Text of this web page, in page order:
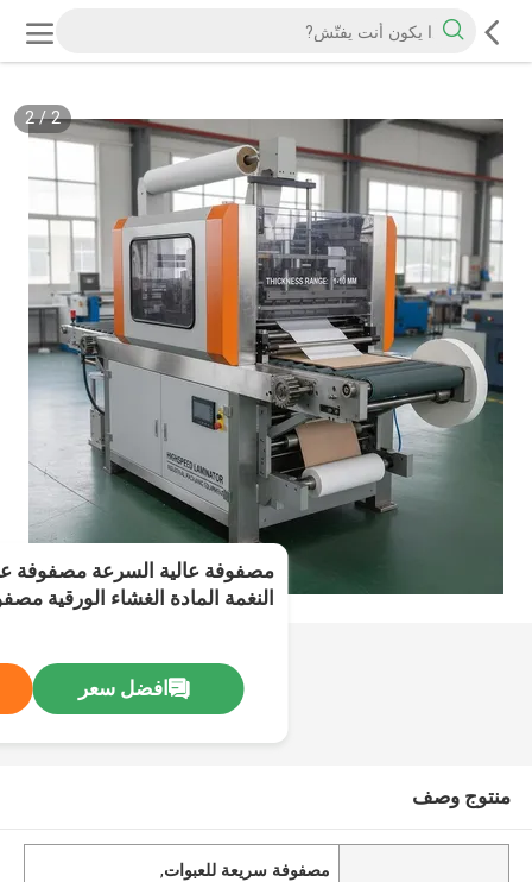
2
/
2
مصفوفة عالية السرعة مصفوفة
النغمة المادة الغشاء الورقية
افضل سعر
منتوج وصف
مصفوفة سريعة للعبوات,